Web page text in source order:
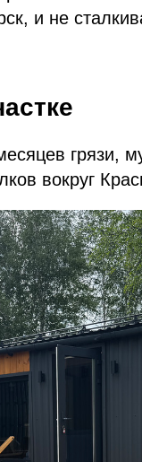
и не
грязи,
вокруг